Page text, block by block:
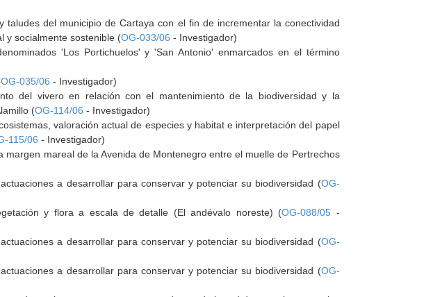
del municipio de Cartaya con el fin de incrementar la conectividad
y socialmente sostenible (OG-033/06 - Investigador)
'Los Portichuelos' y 'San Antonio' enmarcados en el término
OG-035/06 - Investigador)
del vivero en relación con el mantenimiento de la biodiversidad y la
(OG-114/06 - Investigador)
valoración actual de especies y habitat e interpretación del papel
115/06 - Investigador)
mareal de la Avenida de Montenegro entre el muelle de Pertrechos
a desarrollar para conservar y potenciar su biodiversidad (OG-
y flora a escala de detalle (El andévalo noreste) (OG-088/05 -
a desarrollar para conservar y potenciar su biodiversidad (OG-
a desarrollar para conservar y potenciar su biodiversidad (OG-